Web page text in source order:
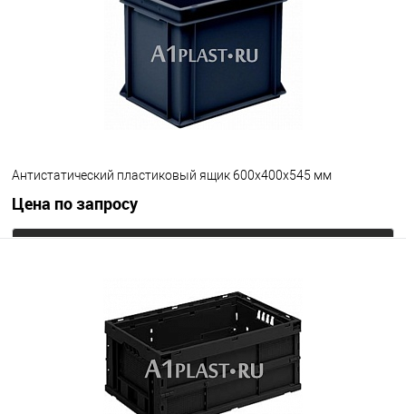
Под заказ
Антистатический пластиковый ящик 600х400х545 мм
Цена по запросу
Под заказ